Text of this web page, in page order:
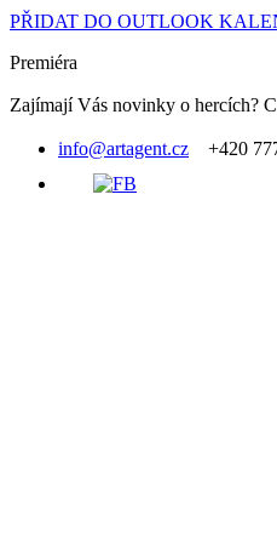
PŘIDAT DO OUTLOOK
Premiéra
Zajímají Vás novinky o hercích?
info@artagent.cz +420